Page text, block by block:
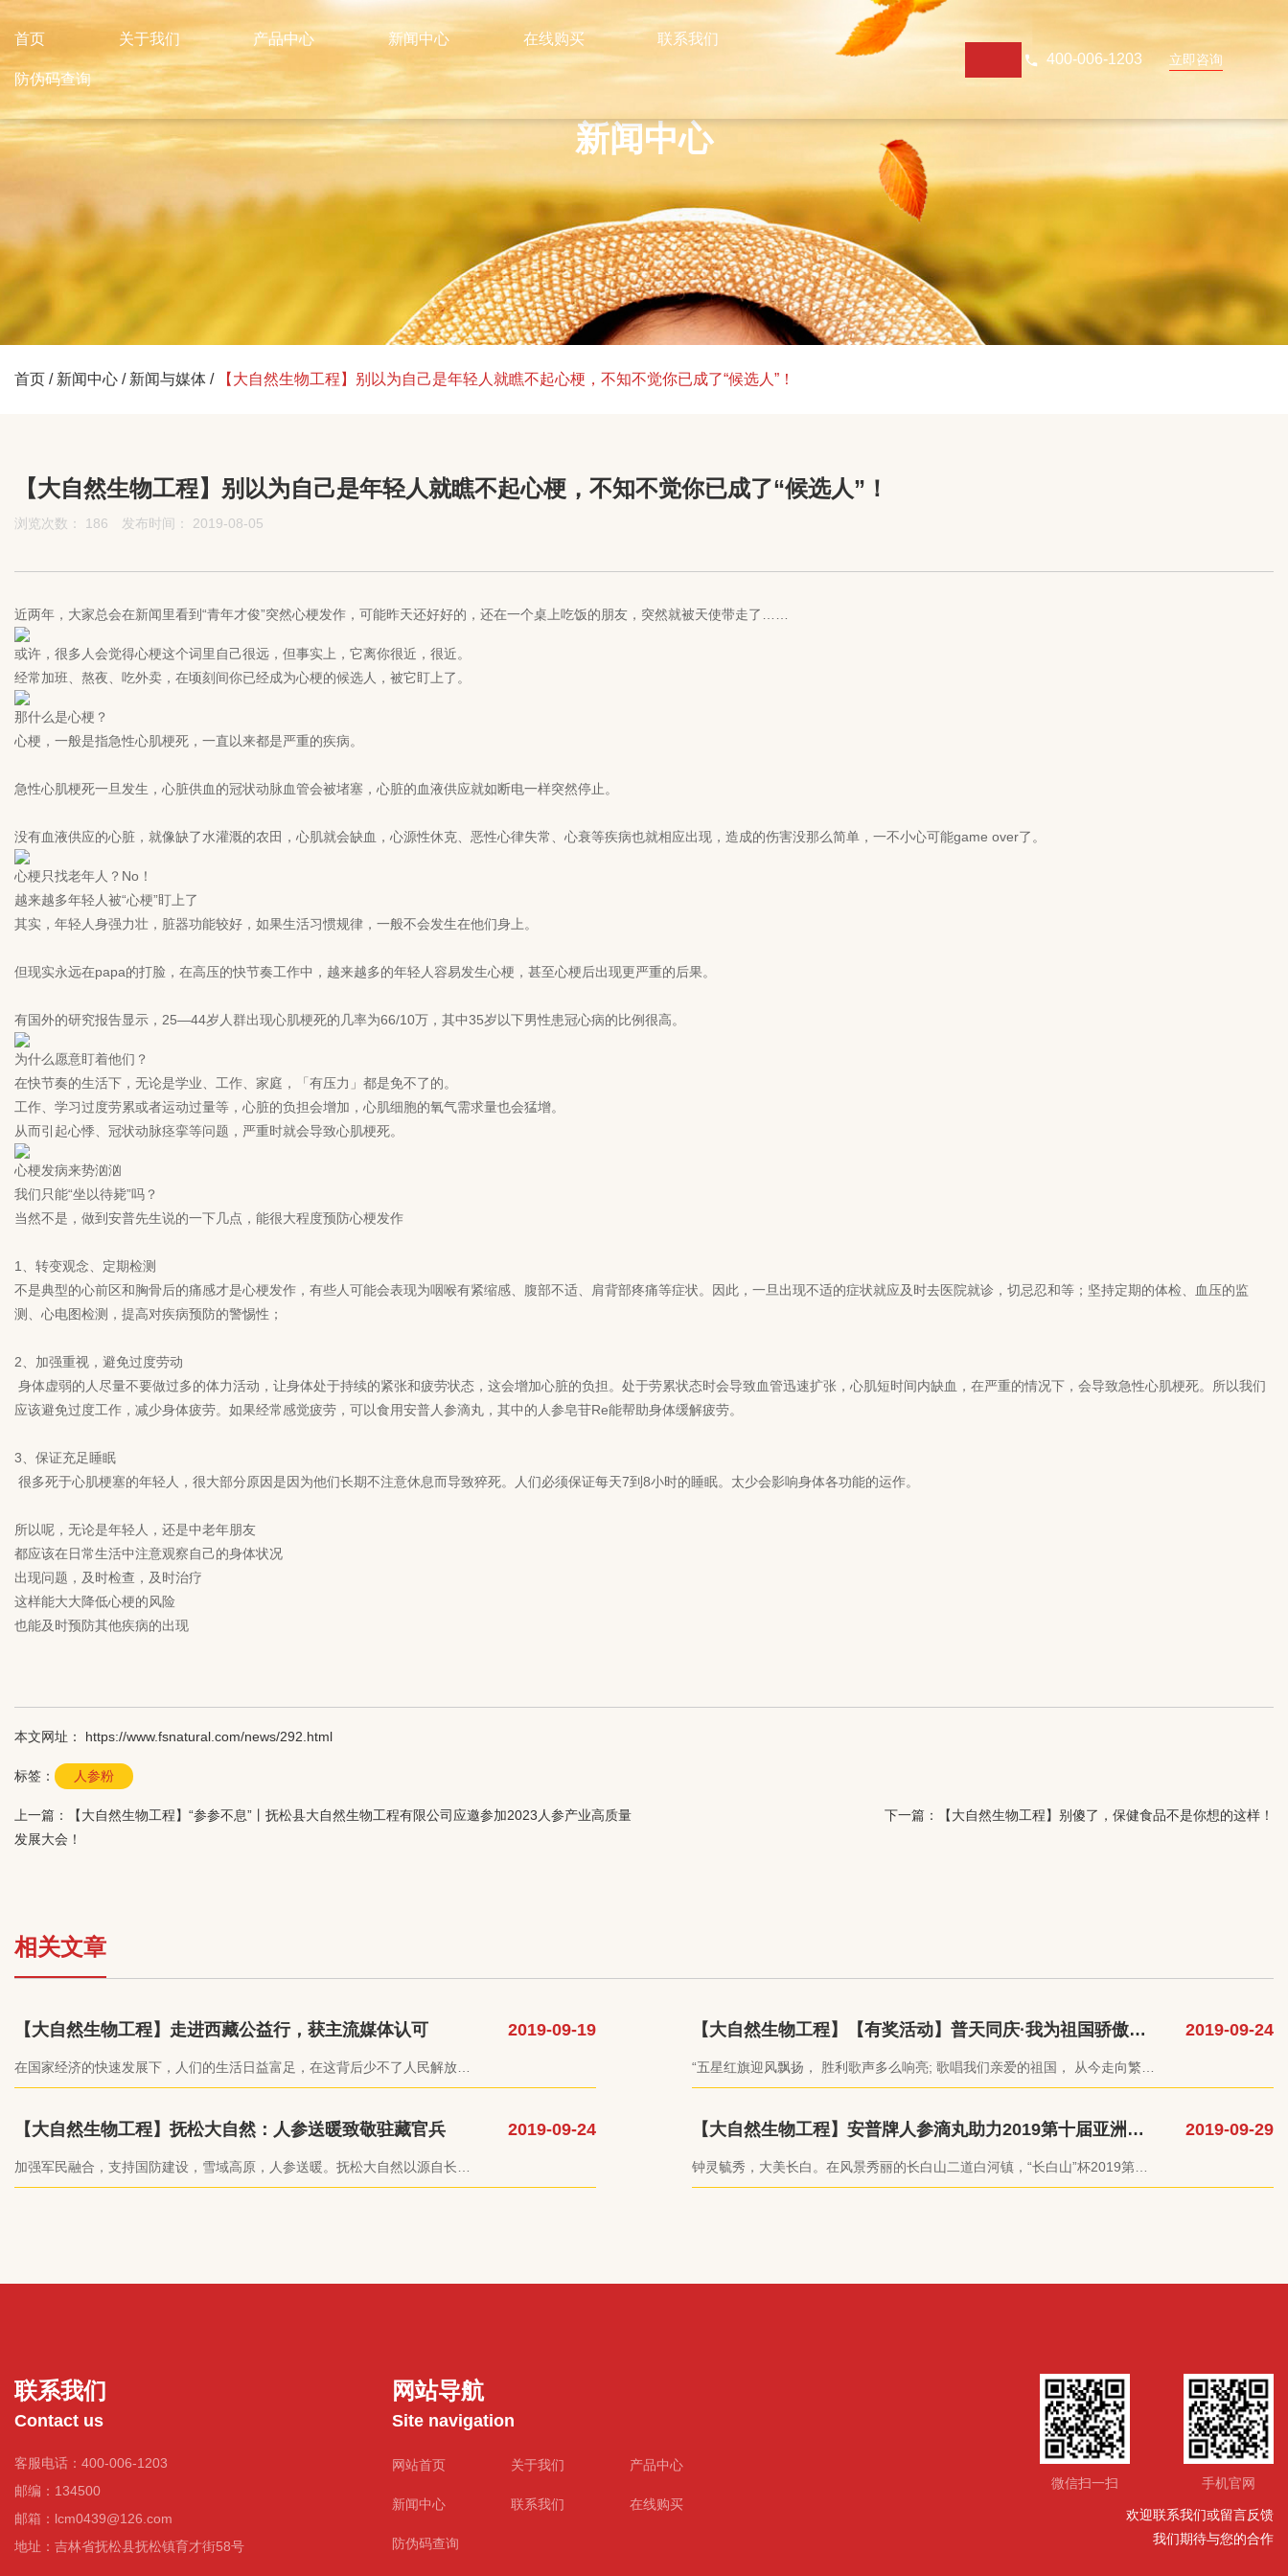
首页 关于我们 产品中心 新闻中心 在线购买 联系我们
防伪码查询
400-006-1203 立即咨询
新闻中心
首页 / 新闻中心 / 新闻与媒体 / 【大自然生物工程】别以为自己是年轻人就瞧不起心梗，不知不觉你已成了“候选人”！
【大自然生物工程】别以为自己是年轻人就瞧不起心梗，不知不觉你已成了“候选人”！
浏览次数： 186 发布时间： 2019-08-05
近两年，大家总会在新闻里看到“青年才俊”突然心梗发作，可能昨天还好好的，还在一个桌上吃饭的朋友，突然就被天使带走了……
或许，很多人会觉得心梗这个词里自己很远，但事实上，它离你很近，很近。
经常加班、熬夜、吃外卖，在顷刻间你已经成为心梗的候选人，被它盯上了。
那什么是心梗？
心梗，一般是指急性心肌梗死，一直以来都是严重的疾病。
急性心肌梗死一旦发生，心脏供血的冠状动脉血管会被堵塞，心脏的血液供应就如断电一样突然停止。
没有血液供应的心脏，就像缺了水灌溉的农田，心肌就会缺血，心源性休克、恶性心律失常、心衰等疾病也就相应出现，造成的伤害没那么简单，一不小心可能game over了。
心梗只找老年人？No！
越来越多年轻人被“心梗”盯上了
其实，年轻人身强力壮，脏器功能较好，如果生活习惯规律，一般不会发生在他们身上。
但现实永远在papa的打脸，在高压的快节奏工作中，越来越多的年轻人容易发生心梗，甚至心梗后出现更严重的后果。
有国外的研究报告显示，25—44岁人群出现心肌梗死的几率为66/10万，其中35岁以下男性患冠心病的比例很高。
为什么愿意盯着他们？
在快节奏的生活下，无论是学业、工作、家庭，「有压力」都是免不了的。
工作、学习过度劳累或者运动过量等，心脏的负担会增加，心肌细胞的氧气需求量也会猛增。
从而引起心悸、冠状动脉痉挛等问题，严重时就会导致心肌梗死。
心梗发病来势汹汹
我们只能“坐以待毙”吗？
当然不是，做到安普先生说的一下几点，能很大程度预防心梗发作
1、转变观念、定期检测
不是典型的心前区和胸骨后的痛感才是心梗发作，有些人可能会表现为咽喉有紧缩感、腹部不适、肩背部疼痛等症状。因此，一旦出现不适的症状就应及时去医院就诊，切忌忍和等；坚持定期的体检、血压的监
测、心电图检测，提高对疾病预防的警惕性；
2、加强重视，避免过度劳动
身体虚弱的人尽量不要做过多的体力活动，让身体处于持续的紧张和疲劳状态，这会增加心脏的负担。处于劳累状态时会导致血管迅速扩张，心肌短时间内缺血，在严重的情况下，会导致急性心肌梗死。所以我们
应该避免过度工作，减少身体疲劳。如果经常感觉疲劳，可以食用安普人参滴丸，其中的 人参皂苷Re能帮助身体缓解疲劳。
3、保证充足睡眠
很多死于心肌梗塞的年轻人，很大部分原因是因为他们长期不注意休息而导致猝死。人们必须保证每天7到8小时的睡眠。太少会影响身体各功能的运作。
所以呢，无论是年轻人，还是中老年朋友
都应该在日常生活中注意观察自己的身体状况
出现问题，及时检查，及时治疗
这样能大大降低心梗的风险
也能及时预防其他疾病的出现
本文网址： https://www.fsnatural.com/news/292.html
标签： 人参粉
上一篇：
【大自然生物工程】“参参不息”丨抚松县大自然生物工程有限公司应邀参加2023人参产业高质量
发展大会！
下一篇： 【大自然生物工程】别傻了，保健食品不是你想的这样！
相关文章
2019-09-19
【大自然生物工程】走进西藏公益行，获主流媒体认可
在国家经济的快速发展下，人们的生活日益富足，在这背后少不了人民解放军
的守护。为了加强军民融合，支持国防建设，吉林省抚松县大自然生物工程有
心。吉林日报、抚松发布、参业协会、凤凰网等主流媒体都相继进行报道，对
2019-09-24
【大自然生物工程】【有奖活动】普天同庆·我为祖国骄傲！
价值218元安普牌人参滴丸免费领
“五星红旗迎风飘扬， 胜利歌声多么响亮; 歌唱我们亲爱的祖国， 从今走向繁荣
富强……”
2019-09-24
【大自然生物工程】抚松大自然：人参送暖致敬驻藏官兵
加强军民融合，支持国防建设，雪域高原，人参送暖。抚松大自然以源自长白
山的天赐好人参献礼“八一”，践行民族企业的责任与担当，为密切军民融合奉
2019-09-29
【大自然生物工程】安普牌人参滴丸助力2019第十届亚洲机
器人锦标赛中国选拔赛
钟灵毓秀，大美长白。在风景秀丽的长白山二道白河镇，“长白山”杯2019第十
届亚洲机器人锦标赛中国选拔赛北大区赛于9月19日当天正式拉开帷幕，
联系我们
Contact us
客服电话：400-006-1203
邮编：134500
邮箱：lcm0439@126.com
地址：吉林省抚松县抚松镇育才街58号
网站导航
Site navigation
网站首页 关于我们 产品中心
新闻中心 联系我们 在线购买
防伪码查询
微信扫一扫 手机官网
欢迎联系我们或留言反馈
我们期待与您的合作